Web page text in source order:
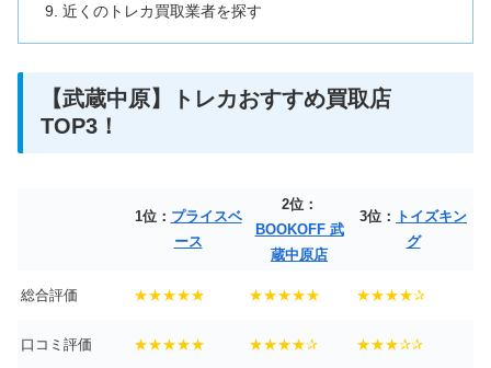
近くのトレカ買取業者を探す
【武蔵中原】トレカおすすめ買取店
TOP3！
1位： プライスベ
ース
2位：
BOOKOFF 武
蔵中原店
3位：
トイズキン
グ
総合評価 ★★★★★ ★★★★★ ★★★★✰
口コミ評価 ★★★★★ ★★★★✰ ★★★✰✰